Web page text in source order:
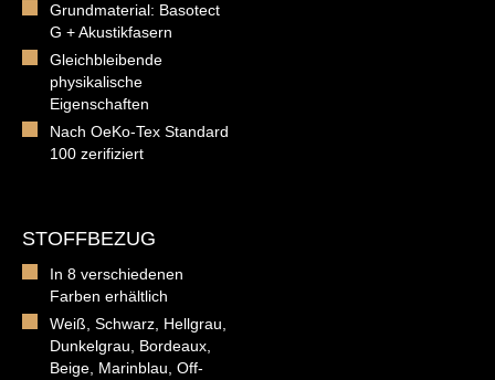
Grundmaterial: Basotect
G + Akustikfasern
Gleichbleibende
physikalische
Eigenschaften
Nach OeKo-Tex Standard
100 zerifiziert
STOFFBEZUG
In 8 verschiedenen
Farben erhältlich
Weiß, Schwarz, Hellgrau,
Dunkelgrau, Bordeaux,
Beige, Marinblau, Off-